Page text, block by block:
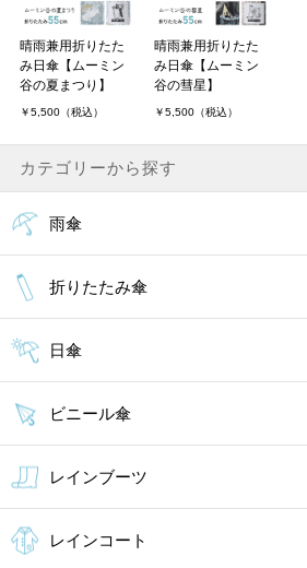
晴雨兼用折りたた
み日傘【ムーミン
谷の夏まつり】
￥5,500（税込）
晴雨兼用折りたた
み日傘【ムーミン
谷の彗星】
￥5,500（税込）
カテゴリーから探す
雨傘
折りたたみ傘
日傘
ビニール傘
レインブーツ
レインコート